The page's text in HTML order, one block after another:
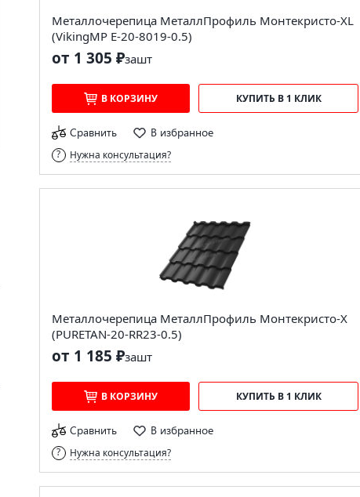
Металлочерепица МеталлПрофиль Монтекристо-XL
(VikingMP E-20-8019-0.5)
от 1 305 ₽зашт
В КОРЗИНУ КУПИТЬ В 1 КЛИК
Сравнить В избранное
Нужна консультация?
Металлочерепица МеталлПрофиль Монтекристо-X
(PURETAN-20-RR23-0.5)
от 1 185 ₽зашт
В КОРЗИНУ КУПИТЬ В 1 КЛИК
Сравнить В избранное
Нужна консультация?